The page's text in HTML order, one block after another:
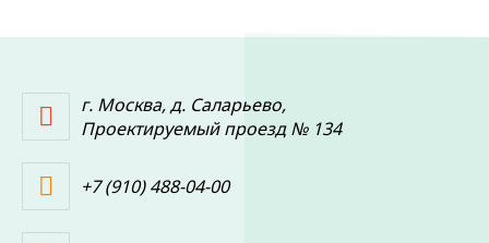
г. Москва, д. Саларьево,
Проектируемый проезд № 134
+7 (910) 488-04-00